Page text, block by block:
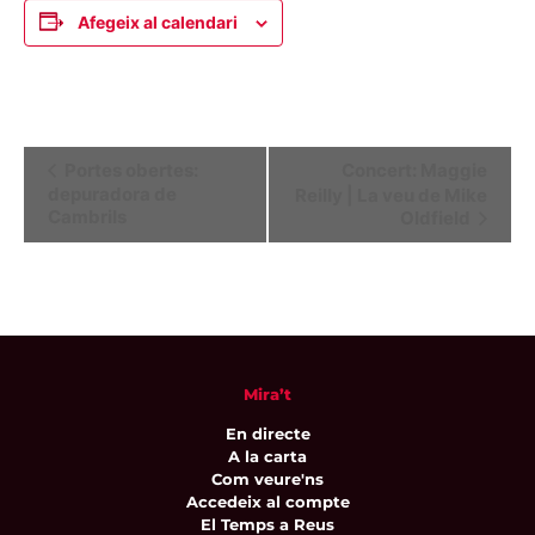
Afegeix al calendari
Mira’t
En directe
A la carta
Com veure'ns
Accedeix al compte
El Temps a Reus